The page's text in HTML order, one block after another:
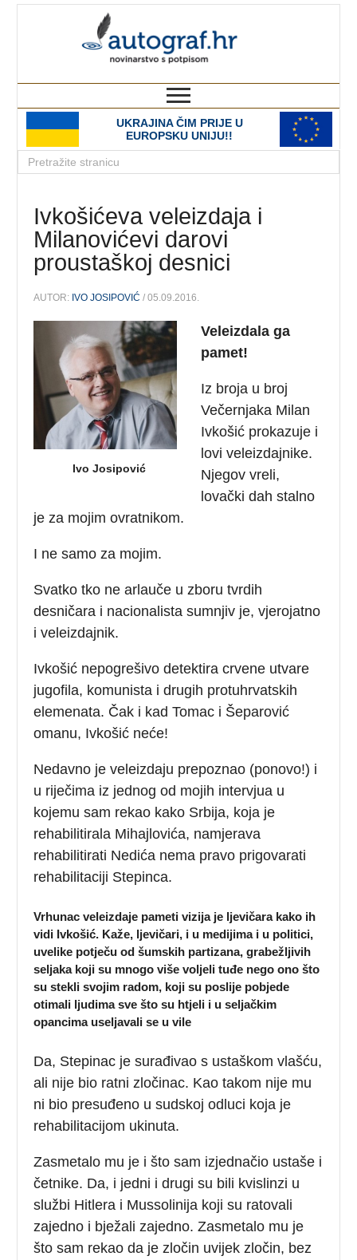
UKRAJINA ČIM PRIJE U
EUROPSKU UNIJU!!
Ivkošićeva veleizdaja i
Milanovićevi darovi
proustaškoj desnici
AUTOR: IVO JOSIPOVIĆ / 05.09.2016.
Ivo Josipović
Veleizdala ga
pamet!
Iz broja u broj
Večernjaka Milan
Ivkošić prokazuje i
lovi veleizdajnike.
Njegov vreli,
lovački dah stalno
je za mojim ovratnikom.
I ne samo za mojim.
Svatko tko ne arlauče u zboru tvrdih
desničara i nacionalista sumnjiv je, vjerojatno
i veleizdajnik.
Ivkošić nepogrešivo detektira crvene utvare
jugofila, komunista i drugih protuhrvatskih
elemenata. Čak i kad Tomac i Šeparović
omanu, Ivkošić neće!
Nedavno je veleizdaju prepoznao (ponovo!) i
u riječima iz jednog od mojih intervjua u
kojemu sam rekao kako Srbija, koja je
rehabilitirala Mihajlovića, namjerava
rehabilitirati Nedića nema pravo prigovarati
rehabilitaciji Stepinca.
Vrhunac veleizdaje pameti vizija je ljevičara kako ih
vidi Ivkošić. Kaže, ljevičari, i u medijima i u politici,
uvelike potječu od šumskih partizana, grabežljivih
seljaka koji su mnogo više voljeli tuđe nego ono što
su stekli svojim radom, koji su poslije pobjede
otimali ljudima sve što su htjeli i u seljačkim
opancima useljavali se u vile
Da, Stepinac je surađivao s ustaškom vlašću,
ali nije bio ratni zločinac. Kao takom nije mu
ni bio presuđeno u sudskoj odluci koja je
rehabilitacijom ukinuta.
Zasmetalo mu je i što sam izjednačio ustaše i
četnike. Da, i jedni i drugi su bili kvislinzi u
službi Hitlera i Mussolinija koji su ratovali
zajedno i bježali zajedno. Zasmetalo mu je
što sam rekao da je zločin uvijek zločin, bez